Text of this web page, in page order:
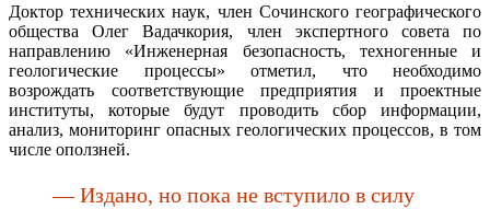
Доктор технических наук, член Сочинского географического
общества Олег Вадачкория, член экспертного совета по
направлению «Инженерная безопасность, техногенные и
геологические процессы» отметил, что необходимо
возрождать соответствующие предприятия и проектные
институты, которые будут проводить сбор информации,
анализ, мониторинг опасных геологических процессов, в том
числе оползней.
— Издано, но пока не вступило в силу